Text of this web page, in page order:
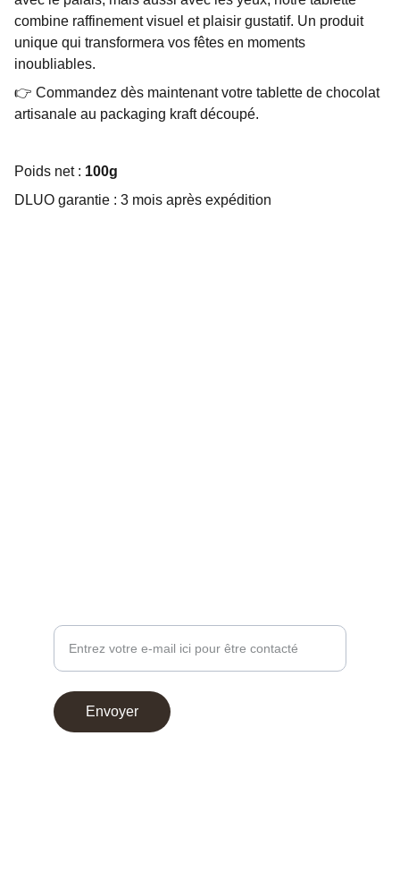
combine raffinement visuel et plaisir gustatif. Un produit
unique qui transformera vos fêtes en moments
inoubliables.
👉 Commandez dès maintenant votre tablette de chocolat
artisanale au packaging kraft découpé.
Poids net : 100g
DLUO garantie : 3 mois après expédition
Envoyer